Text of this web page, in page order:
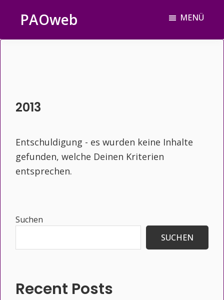
Inhalt
springen
Seitenspalte
springen
Fußzeile
springen
PAOweb MENÜ
2013
Entschuldigung - es wurden keine Inhalte
gefunden, welche Deinen Kriterien
entsprechen.
Seitenspalte
Suchen
SUCHEN
Recent Posts